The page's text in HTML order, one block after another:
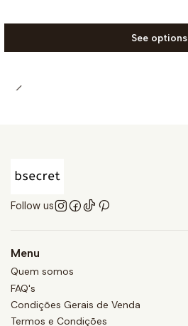
See options
Follow us
Menu
Quem somos
FAQ's
Condições Gerais de Venda
Termos e Condições